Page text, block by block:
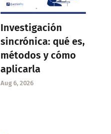
Investigación
sincrónica: qué es,
métodos y cómo
aplicarla
Aug 6, 2026